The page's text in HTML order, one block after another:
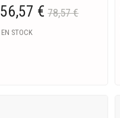
56,57 € 78,57 €
EN STOCK